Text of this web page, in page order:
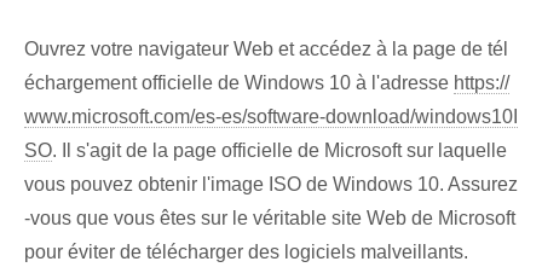
Ouvrez votre navigateur Web et accédez à la page de tél
échargement officielle de Windows 10 à l'adresse https://
www.microsoft.com/es-es/software-download/windows10I
SO. Il s'agit de la page officielle de Microsoft sur laquelle
vous pouvez obtenir l'image ISO de Windows 10. Assurez
-vous que vous êtes sur le véritable site Web de Microsoft
pour éviter de télécharger des logiciels malveillants.